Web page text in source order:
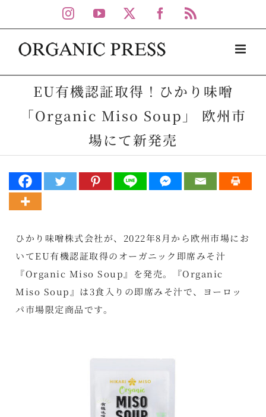
to
content
Instagram
YouTube Facebook
EU有機認証取得！ひかり味噌
「Organic Miso Soup」 欧州市
場にて新発売
ひかり味噌株式会社が、2022年8月から欧州市場にお
いてEU有機認証取得のオーガニック即席みそ汁
『Organic Miso Soup』を発売。『Organic
Miso Soup』は3食入りの即席みそ汁で、ヨーロッ
パ市場限定商品です。